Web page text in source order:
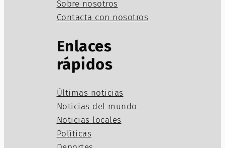
Sobre nosotros
Contacta con nosotros
Enlaces
rápidos
Últimas noticias
Noticias del mundo
Noticias locales
Políticas